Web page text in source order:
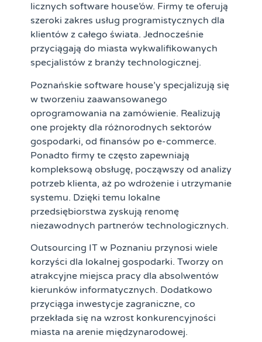
licznych software house’ów. Firmy te oferują
szeroki zakres usług programistycznych dla
klientów z całego świata. Jednocześnie
przyciągają do miasta wykwalifikowanych
specjalistów z branży technologicznej.
Poznańskie software house’y specjalizują się
w tworzeniu zaawansowanego
oprogramowania na zamówienie. Realizują
one projekty dla różnorodnych sektorów
gospodarki, od finansów po e-commerce.
Ponadto firmy te często zapewniają
kompleksową obsługę, począwszy od analizy
potrzeb klienta, aż po wdrożenie i utrzymanie
systemu. Dzięki temu lokalne
przedsiębiorstwa zyskują renomę
niezawodnych partnerów technologicznych.
Outsourcing IT w Poznaniu przynosi wiele
korzyści dla lokalnej gospodarki. Tworzy on
atrakcyjne miejsca pracy dla absolwentów
kierunków informatycznych. Dodatkowo
przyciąga inwestycje zagraniczne, co
przekłada się na wzrost konkurencyjności
miasta na arenie międzynarodowej.